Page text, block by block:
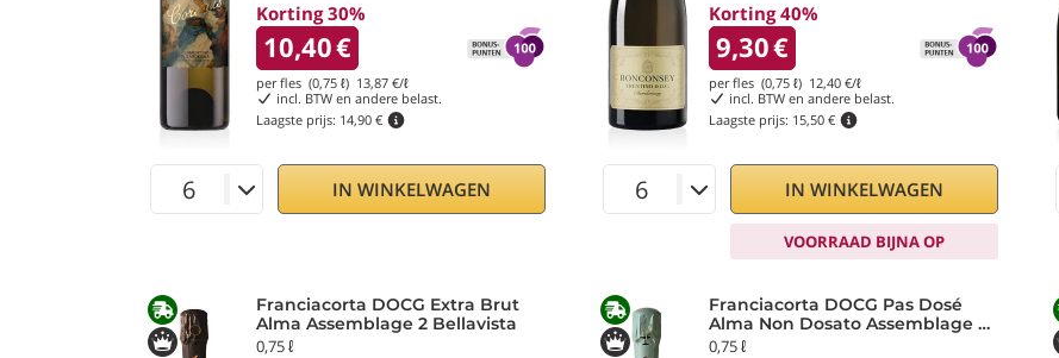
Korting 30%
10,40€
per fles (0,75 ℓ) 13,87 €/ℓ
incl. BTW en andere belast.
Laagste prijs: 14,90 €
IN WINKELWAGEN
Korting 40%
9,30€
per fles (0,75 ℓ) 12,40 €/ℓ
incl. BTW en andere belast.
Laagste prijs: 15,50 €
IN WINKELWAGEN
VOORRAAD BIJNA OP
Franciacorta DOCG Extra Brut
Alma Assemblage 2 Bellavista
0,75 ℓ
Franciacorta DOCG Pas Dosé
Alma Non Dosato Assemblage 3
Bellavista
0,75 ℓ